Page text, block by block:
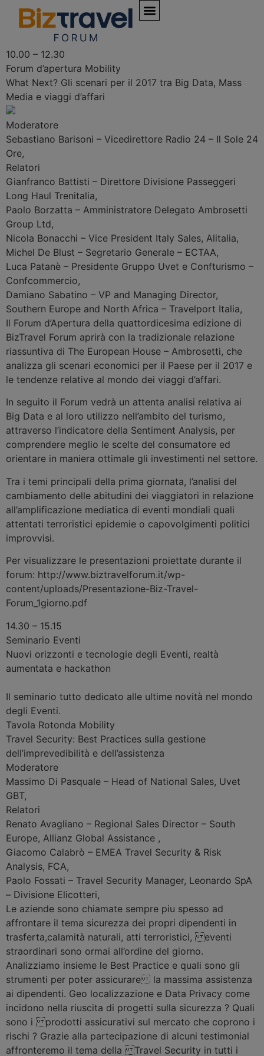
10.00 – 12.30
Forum d’apertura Mobility
What Next? Gli scenari per il 2017 tra Big Data, Mass
Media e viaggi d’affari
Moderatore
Sebastiano Barisoni – Vicedirettore Radio 24 – Il Sole 24
Ore,
Relatori
Gianfranco Battisti – Direttore Divisione Passeggeri
Long Haul Trenitalia,
Paolo Borzatta – Amministratore Delegato Ambrosetti
Group Ltd,
Nicola Bonacchi – Vice President Italy Sales, Alitalia,
Michel De Blust – Segretario Generale – ECTAA,
Luca Patanè – Presidente Gruppo Uvet e Confturismo –
Confcommercio,
Damiano Sabatino – VP and Managing Director,
Southern Europe and North Africa – Travelport Italia,
Il Forum d’Apertura della quattordicesima edizione di
BizTravel Forum aprirà con la tradizionale relazione
riassuntiva di The European House – Ambrosetti, che
analizza gli scenari economici per il Paese per il 2017 e
le tendenze relative al mondo dei viaggi d’affari.
In seguito il Forum vedrà un attenta analisi relativa ai
Big Data e al loro utilizzo nell’ambito del turismo,
attraverso l’indicatore della Sentiment Analysis, per
comprendere meglio le scelte del consumatore ed
orientare in maniera ottimale gli investimenti nel settore.
Tra i temi principali della prima giornata, l’analisi del
cambiamento delle abitudini dei viaggiatori in relazione
all’amplificazione mediatica di eventi mondiali quali
attentati terroristici epidemie o capovolgimenti politici
improvvisi.
Per visualizzare le presentazioni proiettate durante il
forum: http://www.biztravelforum.it/wp-
content/uploads/Presentazione-Biz-Travel-
Forum_1giorno.pdf
14.30 – 15.15
Seminario Eventi
Nuovi orizzonti e tecnologie degli Eventi, realtà
aumentata e hackathon
Il seminario tutto dedicato alle ultime novità nel mondo
degli Eventi.
Tavola Rotonda Mobility
Travel Security: Best Practices sulla gestione
dell’imprevedibilità e dell’assistenza
Moderatore
Massimo Di Pasquale – Head of National Sales, Uvet
GBT,
Relatori
Renato Avagliano – Regional Sales Director – South
Europe, Allianz Global Assistance ,
Giacomo Calabrò – EMEA Travel Security & Risk
Analysis, FCA,
Paolo Fossati – Travel Security Manager, Leonardo SpA
– Divisione Elicotteri,
Le aziende sono chiamate sempre piu spesso ad
affrontare il tema sicurezza dei propri dipendenti in
trasferta,calamità naturali, atti terroristici, eventi
straordinari sono ormai all’ordine del giorno.
Analizziamo insieme le Best Practice e quali sono gli
strumenti per poter assicurare la massima assistenza
ai dipendenti. Geo localizzazione e Data Privacy come
incidono nella riuscita di progetti sulla sicurezza ? Quali
sono i prodotti assicurativi sul mercato che coprono i
rischi ? Grazie alla partecipazione di alcuni testimonial
affronteremo il tema della Travel Security in tutti i